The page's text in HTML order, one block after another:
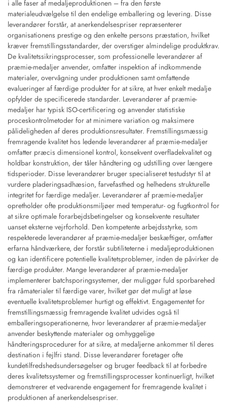
i alle faser af medaljeproduktionen – fra den første
materialeudvælgelse til den endelige emballering og levering. Disse
leverandører forstår, at anerkendelsespriser repræsenterer
organisationens prestige og den enkelte persons præstation, hvilket
kræver fremstillingsstandarder, der overstiger almindelige produktkrav.
De kvalitetssikringsprocesser, som professionelle leverandører af
præmie-medaljer anvender, omfatter inspektion af indkommende
materialer, overvågning under produktionen samt omfattende
evalueringer af færdige produkter for at sikre, at hver enkelt medalje
opfylder de specificerede standarder. Leverandører af præmie-
medaljer har typisk ISO-certificering og anvender statistiske
proceskontrolmetoder for at minimere variation og maksimere
pålideligheden af deres produktionsresultater. Fremstillingsmæssig
fremragende kvalitet hos ledende leverandører af præmie-medaljer
omfatter præcis dimensionel kontrol, konsekvent overfladekvalitet og
holdbar konstruktion, der tåler håndtering og udstilling over længere
tidsperioder. Disse leverandører bruger specialiseret testudstyr til at
vurdere pladeringsadhæsion, farvefasthed og helhedens strukturelle
integritet for færdige medaljer. Leverandører af præmie-medaljer
opretholder ofte produktionsmiljøer med temperatur- og fugtkontrol for
at sikre optimale forarbejdsbetingelser og konsekvente resultater
uanset eksterne vejrforhold. Den kompetente arbejdsstyrke, som
respekterede leverandører af præmie-medaljer beskæftiger, omfatter
erfarna håndværkere, der forstår subtiliteterne i medaljeproduktionen
og kan identificere potentielle kvalitetsproblemer, inden de påvirker de
færdige produkter. Mange leverandører af præmie-medaljer
implementerer batchsporingsystemer, der muliggør fuld sporbarehed
fra råmaterialer til færdige varer, hvilket gør det muligt at løse
eventuelle kvalitetsproblemer hurtigt og effektivt. Engagementet for
fremstillingsmæssig fremragende kvalitet udvides også til
emballeringsoperationerne, hvor leverandører af præmie-medaljer
anvender beskyttende materialer og omhyggelige
håndteringsprocedurer for at sikre, at medaljerne ankommer til deres
destination i fejlfri stand. Disse leverandører foretager ofte
kundetilfredshedsundersøgelser og bruger feedback til at forbedre
deres kvalitetssystemer og fremstillingsprocesser kontinuerligt, hvilket
demonstrerer et vedvarende engagement for fremragende kvalitet i
produktionen af anerkendelsespriser.